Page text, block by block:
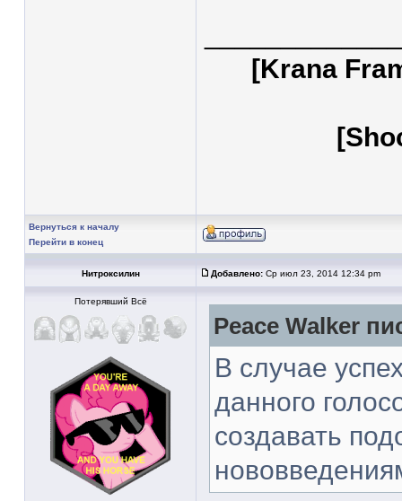
[Krana
Вернуться к началу
Перейти в конец
Нитроксилин Добавлено: Ср июл 23, 2014 12:34 pm
Потерявший Всё
Peace Walker
В случае
данного
создавать